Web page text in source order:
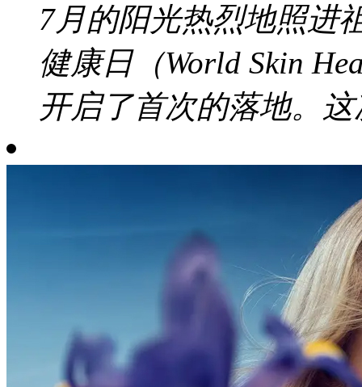
7月的阳光热烈地照进
健康日（World Skin
开启了首次的落地。这